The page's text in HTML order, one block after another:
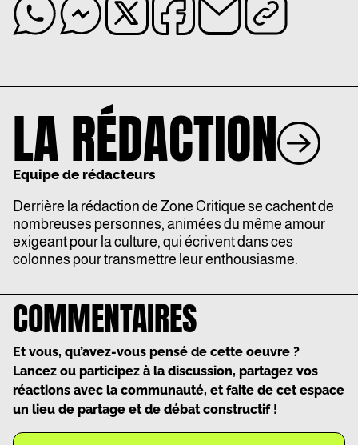
LA RÉDACTION
Equipe de rédacteurs
Derrière la rédaction de Zone Critique se cachent de
nombreuses personnes, animées du même amour
exigeant pour la culture, qui écrivent dans ces
colonnes pour transmettre leur enthousiasme.
COMMENTAIRES
Et vous, qu’avez-vous pensé de cette oeuvre ?
Lancez ou participez à la discussion, partagez vos
réactions avec la communauté, et faite de cet espace
un lieu de partage et de débat constructif !